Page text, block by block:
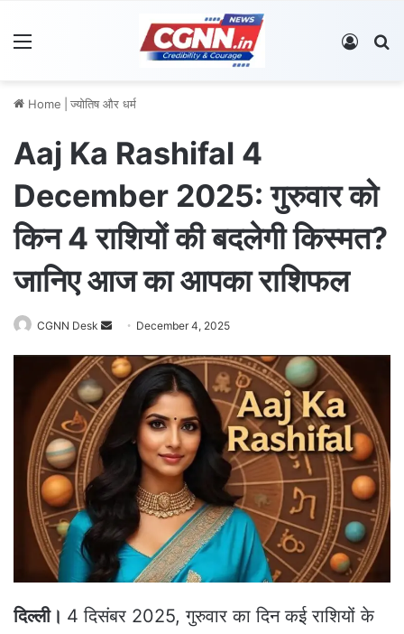
Log In
Home ज्योतिष और धर्म
Aaj Ka Rashifal 4
December 2025: गुरुवार को
किन 4 राशियों की बदलेगी किस्मत?
जानिए आज का आपका राशिफल
CGNN Desk
n
d
a
December 4, 2025
दिल्ली। 4 दिसंबर 2025, गुरुवार का दिन कई राशियों के